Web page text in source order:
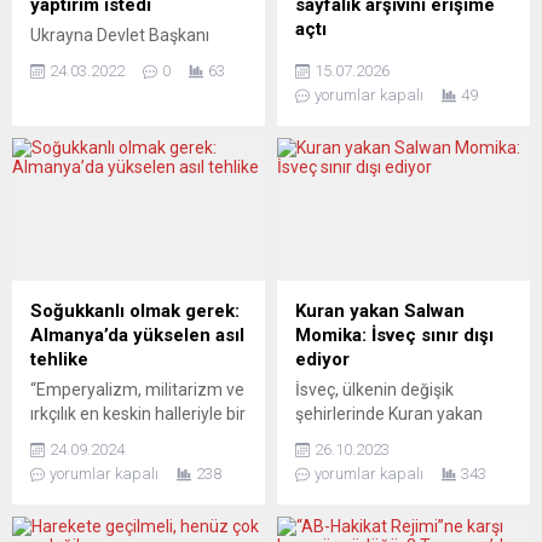
yaptırım istedi
Ukrayna Devlet Başkanı
Volodimir Zelenskiy,
“Rusya’nın, Ukrayna’ya
uygulanması gerekir” dedi.
Ukrayna Devlet Başkanı
destek için minnettar
olduğunu ifade eden
Zelenskiy, İkinci Dünya
karanlık dönemin
yaşandığını belirtti.
Zelenskiy’nin,
konuşmasını,...
24.03.2022 0 63
sayfalık arşivini erişime
açtı
Uluslararası Basın Enstitüsü
(IPI), basın özgürlüğü
mücadelesinin son 75 yılına
dijital ortama taşıdı.
Kurumun 1952-2005 yılları
taranabilir şekilde
araştırmacılar, gazeteciler
ve ilgililerin kullanımına
sunuldu. İkinci Dünya Savaşı
sonrasındaki insan hakları
hareketinden...
15.07.2026
yorumlar kapalı
49
Soğukkanlı olmak gerek:
Almanya’da yükselen asıl
tehlike
“Emperyalizm, militarizm ve
ırkçılık en keskin halleriyle bir
sadece üç sözcükle klasik
Alman faşizmini tanımla
Almanya’da şimdilerde bu
24.09.2024
yorumlar kapalı
238
Kuran yakan Salwan
Momika: İsveç sınır dışı
ediyor
İsveç, ülkenin değişik
şehirlerinde Kuran yakan
ediyor. TV4 Nyheterna’nın
haberine göre İsveç’in çeşitli
Irak asıllı Salwan Momika
26.10.2023
yorumlar kapalı
343